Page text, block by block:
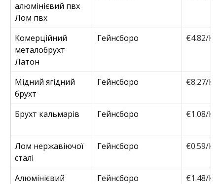
алюмінієвий пвх
Лом пвх
Комерційний
металобрухт
Латон
Гейнсборо €4.82/Kg
Мідний ягідний
брухт
Гейнсборо €8.27/Kg
Брухт кальмарів Гейнсборо €1.08/Kg
Лом нержавіючої
сталі
Гейнсборо €0.59/Kg
Алюмінієвий
Гейнсборо €1.48/Kg